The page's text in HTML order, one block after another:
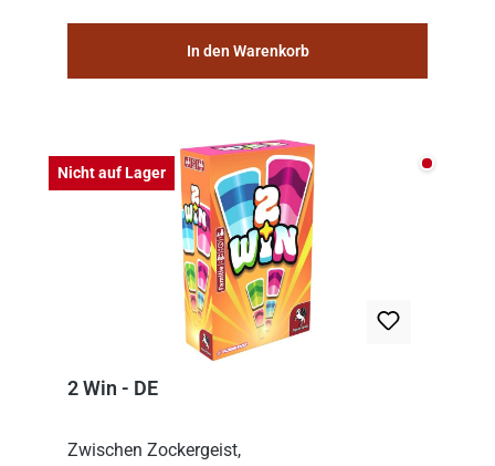
In den Warenkorb
Nicht auf Lager Nicht
2 Win - DE
Zwischen Zockergeist,